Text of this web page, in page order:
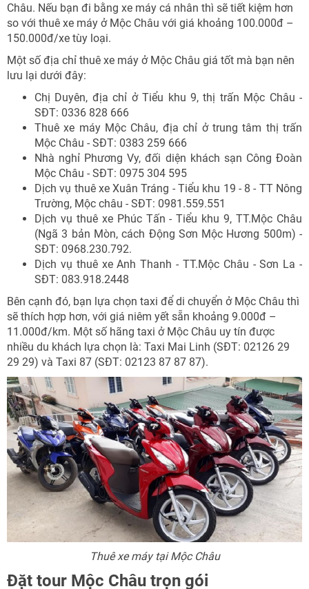
Châu. Nếu bạn đi bằng xe máy cá nhân thì sẽ tiết kiệm hơn
so với thuê xe máy ở Mộc Châu với giá khoảng 100.000đ –
150.000đ/xe tùy loại.
Một số địa chỉ thuê xe máy ở Mộc Châu giá tốt mà bạn nên
lưu lại dưới đây:
Chị Duyên, địa chỉ ở Tiểu khu 9, thị trấn Mộc Châu -
SĐT: 0336 828 666
Thuê xe máy Mộc Châu, địa chỉ ở trung tâm thị trấn
Mộc Châu - SĐT: 0383 259 666
Nhà nghỉ Phương Vy, đối diện khách sạn Công Đoàn
Mộc Châu - SĐT: 0975 304 595
Dịch vụ thuê xe Xuân Tráng - Tiểu khu 19 - 8 - TT Nông
Trường, Mộc châu - SĐT: 0981.559.551
Dịch vụ thuê xe Phúc Tấn - Tiểu khu 9, TT.Mộc Châu
(Ngã 3 bản Mòn, cách Động Sơn Mộc Hương 500m) -
SĐT: 0968.230.792.
Dịch vụ thuê xe Anh Thanh - TT.Mộc Châu - Sơn La -
SĐT: 083.918.2448
Bên cạnh đó, bạn lựa chọn taxi để di chuyển ở Mộc Châu thì
sẽ thích hợp hơn, với giá niêm yết sẵn khoảng 9.000đ –
11.000đ/km. Một số hãng taxi ở Mộc Châu uy tín được
nhiều du khách lựa chọn là: Taxi Mai Linh (SĐT: 02126 29
29 29) và Taxi 87 (SĐT: 02123 87 87 87).
Thuê xe máy tại Mộc Châu
Đặt tour Mộc Châu trọn gói